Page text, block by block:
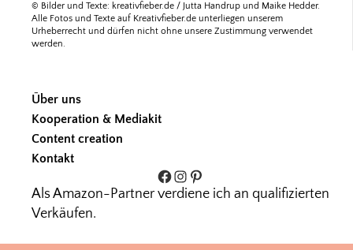
© Bilder und Texte: kreativfieber.de / Jutta Handrup und Maike Hedder.
Alle Fotos und Texte auf Kreativfieber.de unterliegen unserem
Urheberrecht und dürfen nicht ohne unsere Zustimmung verwendet
werden.
Über uns
Kooperation & Mediakit
Content creation
Kontakt
Facebook
Instagram
Pinterest
Als Amazon-Partner verdiene ich an qualifizierten
Verkäufen.